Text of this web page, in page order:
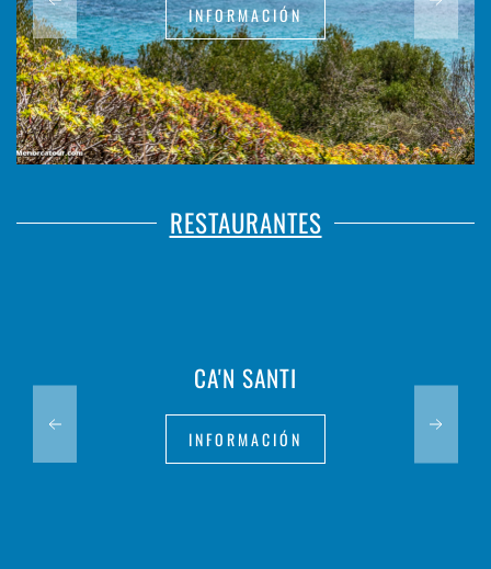
INFORMACIÓN
RESTAURANTES
CA'N SANTI
INFORMACIÓN